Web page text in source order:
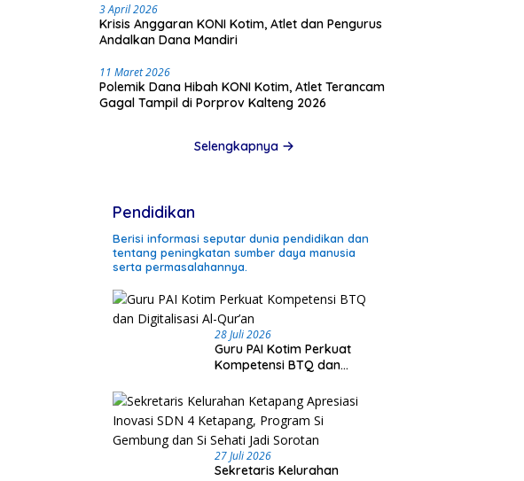
3 April 2026
Krisis Anggaran KONI Kotim, Atlet dan Pengurus
Andalkan Dana Mandiri
11 Maret 2026
Polemik Dana Hibah KONI Kotim, Atlet Terancam
Gagal Tampil di Porprov Kalteng 2026
Selengkapnya
Pendidikan
Berisi informasi seputar dunia pendidikan dan
tentang peningkatan sumber daya manusia
serta permasalahannya.
28 Juli 2026
Guru PAI Kotim Perkuat
Kompetensi BTQ dan
27 Juli 2026
Sekretaris Kelurahan